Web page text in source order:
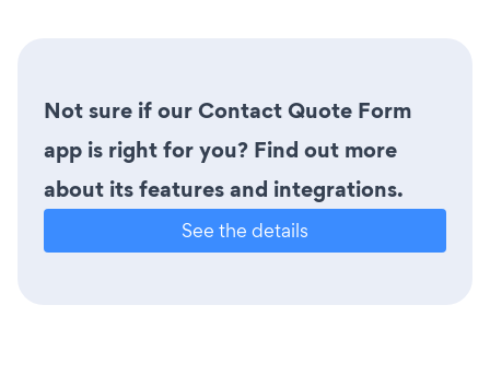
Not sure if our Contact Quote Form
app is right for you? Find out more
about its features and integrations.
See the details